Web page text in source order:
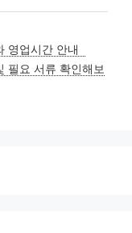
영업시간 안내
필요 서류 확인해보